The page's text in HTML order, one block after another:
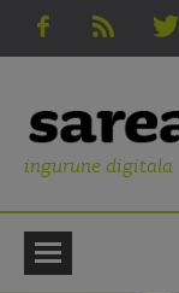
ingurune digitala